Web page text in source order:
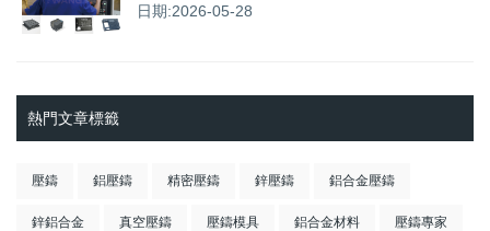
日期:2026-05-28
熱門文章標籤
壓鑄 鋁壓鑄 精密壓鑄 鋅壓鑄 鋁合金壓鑄
鋅鋁合金 真空壓鑄 壓鑄模具 鋁合金材料 壓鑄專家